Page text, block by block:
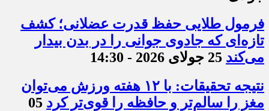
فرمول طلایی حفظ قدرت عضلانی؛ کشف
تازه‌ای که جادوی جوانی را در بدن بیدار
می‌کند 25 جولای 2026 - 14:30
نتیجه تحقیقات: با ۱۲ هفته ورزش می‌توان
مغز را سالم‌تر و حافظه را قوی‌تر کرد 05